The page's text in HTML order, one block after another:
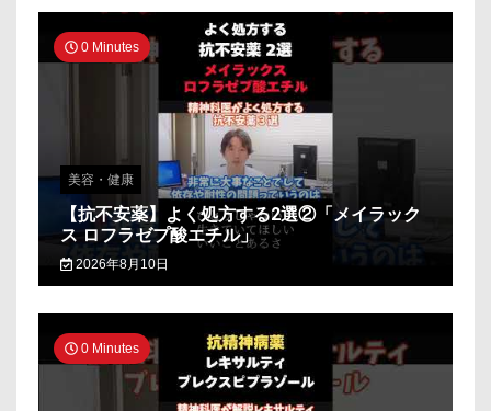
0 Minutes
美容・健康
【抗不安薬】よく処方する2選②「メイラック
ス ロフラゼプ酸エチル」
2026年8月10日
0 Minutes